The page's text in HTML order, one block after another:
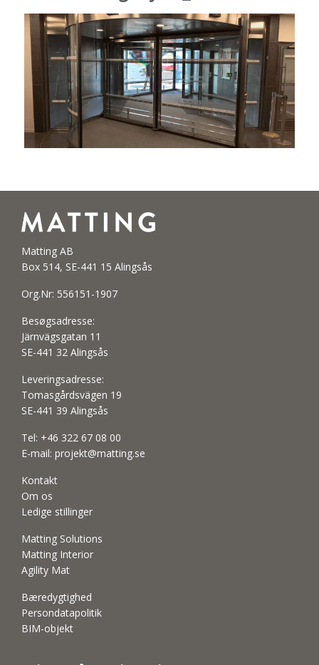
Matting AB
Box 514, SE-441 15 Alingsås
Org.Nr: 556151-1907
Besøgsadresse:
Järnvägsgatan 11
SE-441 32 Alingsås
Leveringsadresse:
Tomasgårdsvägen 19
SE-441 39 Alingsås
Tel: +46 322 67 08 00
E-mail: projekt@matting.se
Kontakt
Om os
Ledige stillinger
Matting Solutions
Matting Interior
Agility Mat
Bæredygtighed
Persondatapolitik
BIM-objekt